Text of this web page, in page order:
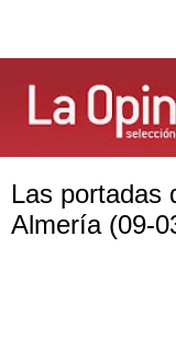
Las portadas
Almería (09-